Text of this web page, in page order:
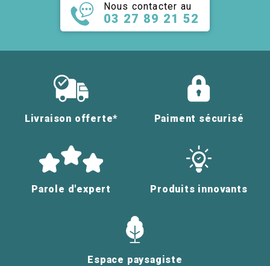
Nous contacter au
03 27 89 21 52
Livraison offerte* Paiment sécurisé
Parole d'expert Produits innovants
Espace paysagiste